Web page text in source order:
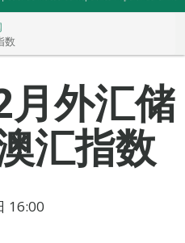
数
外汇储
汇指数
16:00